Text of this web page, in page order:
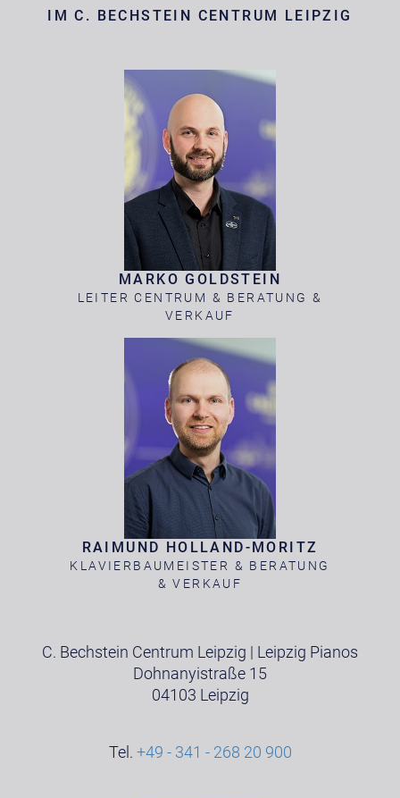
IM C. BECHSTEIN CENTRUM LEIPZIG
MARKO GOLDSTEIN
LEITER CENTRUM & BERATUNG &
VERKAUF
RAIMUND HOLLAND-MORITZ
KLAVIERBAUMEISTER & BERATUNG
& VERKAUF
C. Bechstein Centrum Leipzig | Leipzig Pianos
Dohnanyistraße 15
04103 Leipzig
Tel. +49 - 341 - 268 20 900